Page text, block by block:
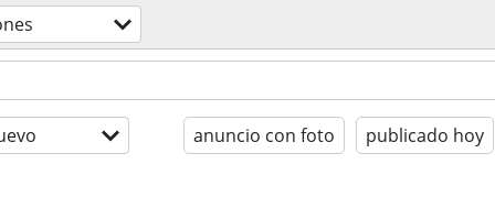
anuncio con foto publicado hoy